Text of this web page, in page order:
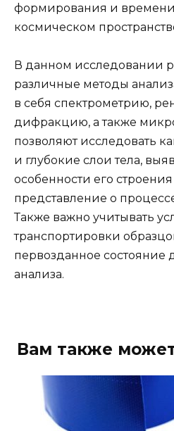
формирования и
космическом
В данном исследовании
различные методы
в себя спектрометрию,
дифракцию, а также
позволяют исследовать
и глубокие слои тела,
особенности его
представление о
Также важно учитывать
транспортировки
первозданное состояние
анализа.
Вам также